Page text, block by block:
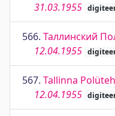
31.03.1955
566. Таллинский
12.04.1955
567. Tallinna
12.04.1955